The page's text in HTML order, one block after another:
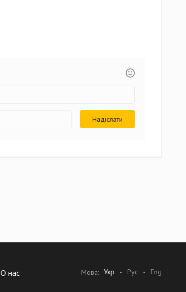
О нас Мова: Укр Рус Eng